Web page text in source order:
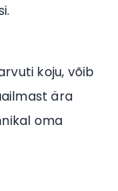
koju, võib
ära
oma